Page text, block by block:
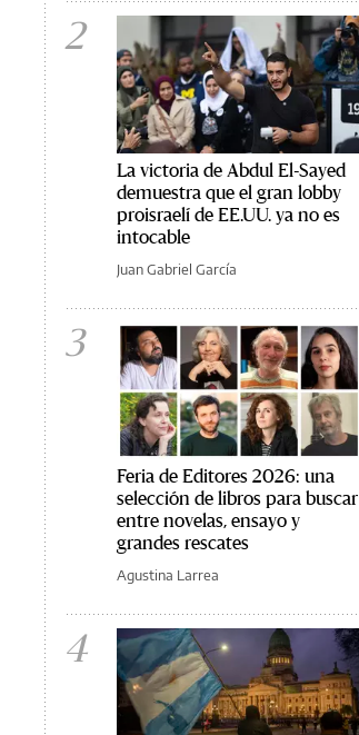
2
La victoria de Abdul El-Sayed
demuestra que el gran lobby
proisraelí de EE.UU. ya no es
intocable
Juan Gabriel García
3
Feria de Editores 2026: una
selección de libros para buscar
entre novelas, ensayo y
grandes rescates
Agustina Larrea
4